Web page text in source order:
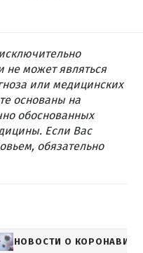
может являться
или медицинских
основаны на
обоснованных
Если Вас
обязательно
НОВОСТИ О